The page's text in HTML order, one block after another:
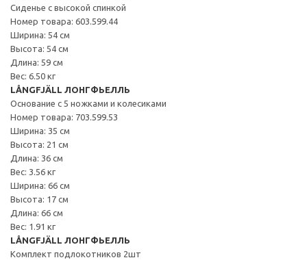
Сиденье с высокой спинкой
Номер товара: 603.599.44
Ширина: 54 см
Высота: 54 см
Длина: 59 см
Вес: 6.50 кг
LÅNGFJÄLL ЛОНГФЬЕЛЛЬ
Основание с 5 ножками и колесиками
Номер товара: 703.599.53
Ширина: 35 см
Высота: 21 см
Длина: 36 см
Вес: 3.56 кг
Ширина: 66 см
Высота: 17 см
Длина: 66 см
Вес: 1.91 кг
LÅNGFJÄLL ЛОНГФЬЕЛЛЬ
Комплект подлокотников 2шт